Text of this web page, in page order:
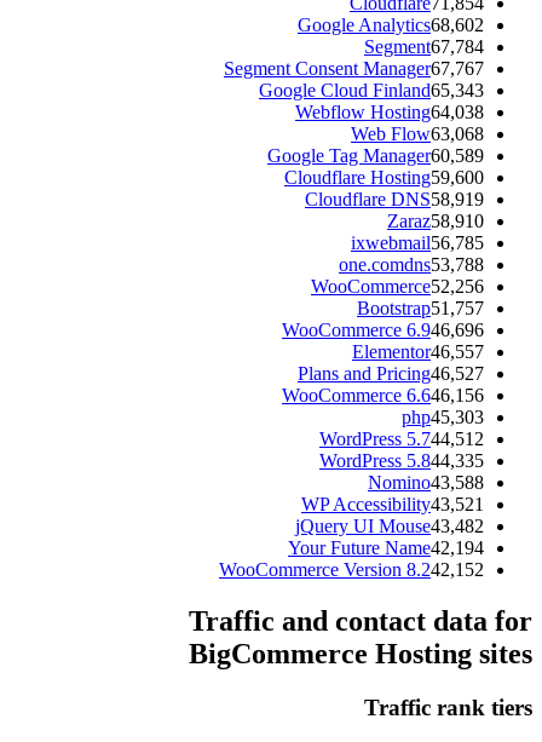
Google Analytics68,602
Segment67,784
Segment Consent Manager67,767
Google Cloud Finland65,343
Webflow Hosting64,038
Web Flow63,068
Google Tag Manager60,589
Cloudflare Hosting59,600
Cloudflare DNS58,919
Zaraz58,910
ixwebmail56,785
one.comdns53,788
WooCommerce52,256
Bootstrap51,757
WooCommerce 6.946,696
Elementor46,557
Plans and Pricing46,527
WooCommerce 6.646,156
php45,303
WordPress 5.744,512
WordPress 5.844,335
Nomino43,588
WP Accessibility43,521
jQuery UI Mouse43,482
Your Future Name42,194
WooCommerce Version 8.242,152
Traffic and contact data for
BigCommerce Hosting sites
Traffic rank tiers